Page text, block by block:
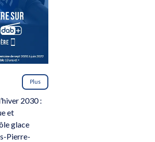
Plus
2030 :
et
glace
Pierre-